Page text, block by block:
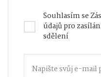
Souhlasím se
údajůpro
sdělení